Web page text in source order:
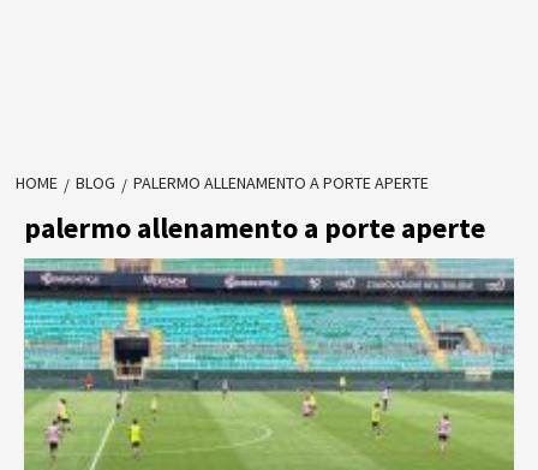
HOME BLOG PALERMO ALLENAMENTO A PORTE APERTE
palermo allenamento a porte aperte